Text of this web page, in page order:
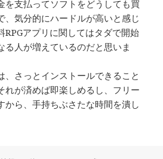
を支払ってソフトをどうしても買
、気分的にハードルが高いと感じ
RPGアプリに関してはタダで開始
る人が増えているのだと思いま
、さっとインストールできること
れが済めば即楽しめるし、フリー
から、手持ちぶさたな時間を潰し